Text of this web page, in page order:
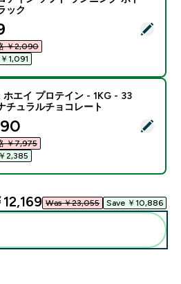
イプロテイン ソフト ランニング
ック
price
￥2,090‎
1,091‎
ホエイ プロテイン - 1KG -
エイ プロテイン - 1KG - 33
チュラルチョコレート
price
￥7,975‎
2,385‎
12,169‎ Was ￥23,055‎ Save ￥10,886‎